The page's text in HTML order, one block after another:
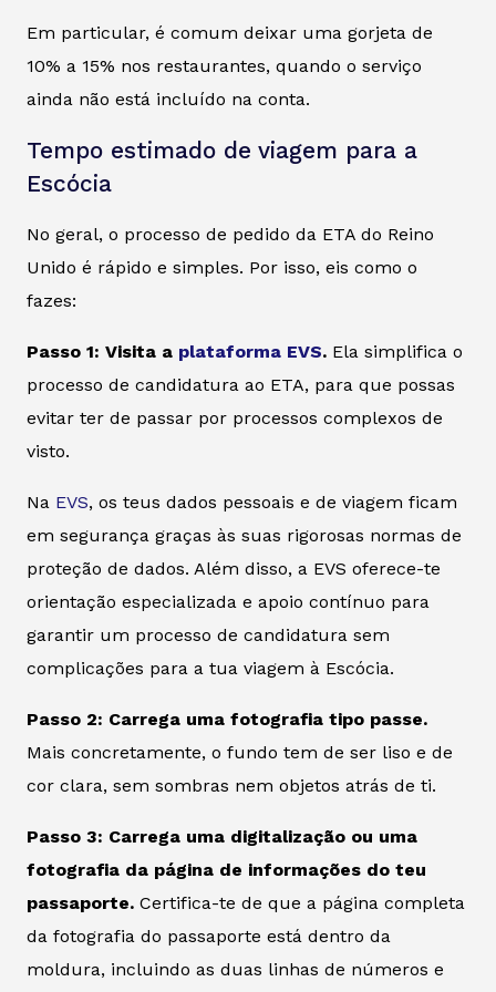
Em particular, é comum deixar uma gorjeta de
10% a 15% nos restaurantes, quando o serviço
ainda não está incluído na conta.
Tempo estimado de viagem para a
Escócia
No geral, o processo de pedido da ETA do Reino
Unido é rápido e simples. Por isso, eis como o
fazes:
Passo 1: Visita a plataforma EVS. Ela simplifica o
processo de candidatura ao ETA, para que possas
evitar ter de passar por processos complexos de
visto.
Na EVS, os teus dados pessoais e de viagem ficam
em segurança graças às suas rigorosas normas de
proteção de dados. Além disso, a EVS oferece-te
orientação especializada e apoio contínuo para
garantir um processo de candidatura sem
complicações para a tua viagem à Escócia.
Passo 2: Carrega uma fotografia tipo passe.
Mais concretamente, o fundo tem de ser liso e de
cor clara, sem sombras nem objetos atrás de ti.
Passo 3: Carrega uma digitalização ou uma
fotografia da página de informações do teu
passaporte. Certifica-te de que a página completa
da fotografia do passaporte está dentro da
moldura, incluindo as duas linhas de números e